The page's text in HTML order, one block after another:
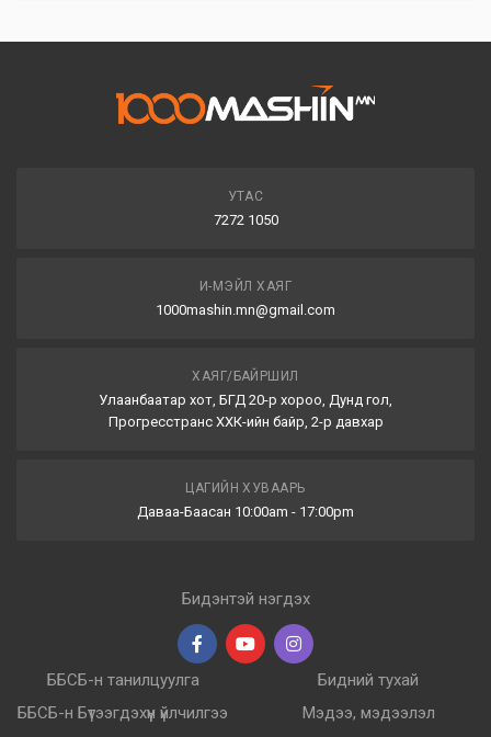
УТАС
7272 1050
И-МЭЙЛ ХАЯГ
1000mashin.mn@gmail.com
ХАЯГ/БАЙРШИЛ
Улаанбаатар хот, БГД 20-р хороо, Дунд гол,
Прогресстранс ХХК-ийн байр, 2-р давхар
ЦАГИЙН ХУВААРЬ
Даваа-Баасан 10:00am - 17:00pm
Бидэнтэй нэгдэх
ББСБ-н танилцуулга
ББСБ-н Бүтээгдэхүүн үйлчилгээ
Бидний тухай
Мэдээ, мэдээлэл